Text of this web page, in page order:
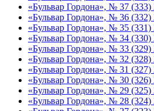
«Бульвар Гордона», № 37 (333)
«Бульвар Гордона», № 36 (332)
«Бульвар Гордона», № 35 (331)
«Бульвар Гордона», № 34 (330)
«Бульвар Гордона», № 33 (329)
«Бульвар Гордона», № 32 (328)
«Бульвар Гордона», № 31 (327)
«Бульвар Гордона», № 30
«Бульвар Гордона», № 29
«Бульвар Гордона», № 28